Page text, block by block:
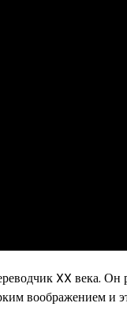
XX века. Он
воображением и